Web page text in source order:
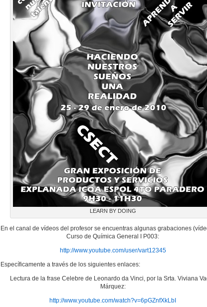
LEARN BY DOING
En el canal de vídeos del profesor se encuentras algunas grabaciones
Curso de Química General I P003:
http://www.youtube.com/user/vart12345
Específicamente a través de los siguientes enlaces:
Lectura de la frase Celebre de Leonardo da Vinci, por la Srta. Viviana
Márquez:
http://www.youtube.com/watch?v=6pGZnfXkLbI